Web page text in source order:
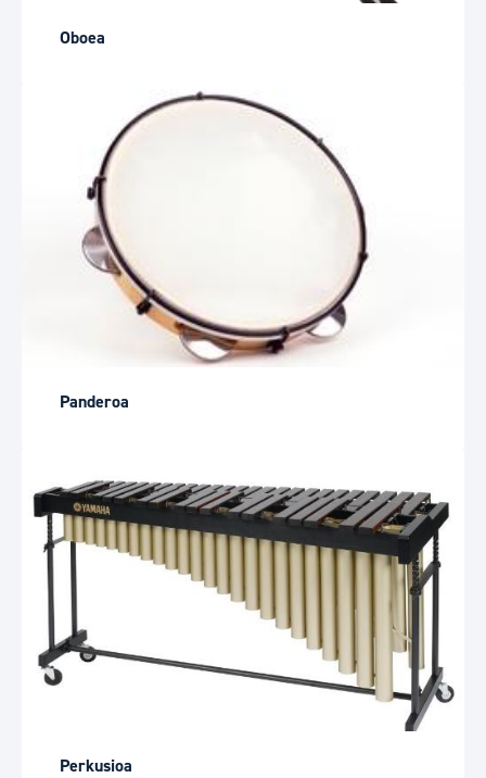
Oboea
Panderoa
Perkusioa